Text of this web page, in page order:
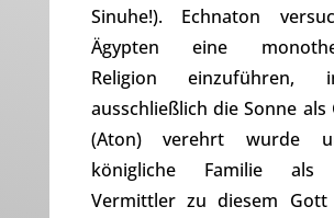
Sinuhe!). Echnaton
Ägypten eine
Religion
ausschließlich die Sonne
(Aton) verehrt wurde
königliche Familie als
Vermittler zu diesem